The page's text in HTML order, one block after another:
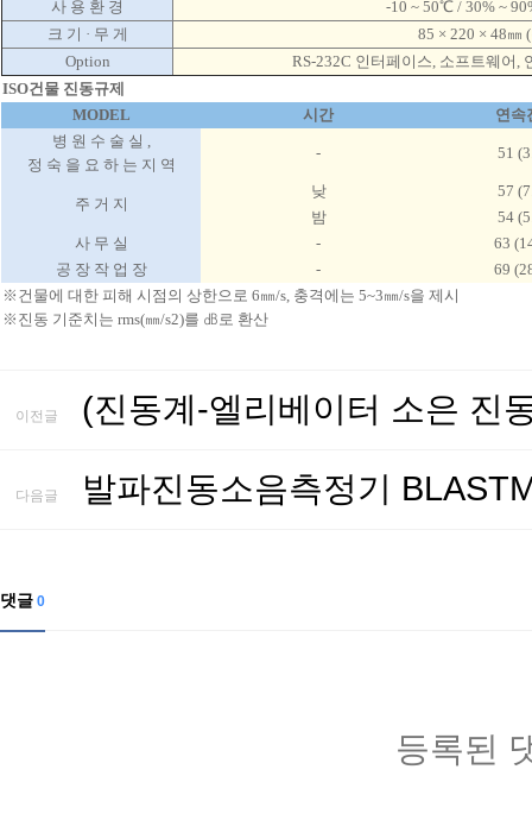
사 용 환 경
-10 ~ 50℃ / 30% ~
크 기 · 무 게
85 × 220 × 48㎜
Option
RS-232C 인터페이스, 소프트웨어,
ISO건물 진동규제
MODEL
시간
연속
병 원 수 술 실 ,
정 숙 을 요 하 는 지 역
- 51
주 거 지
낮
57
밤
54
사 무 실
-
63
공 장 작 업 장
-
69
※건물에 대한 피해 시점의 상한으로 6㎜/s, 충격에는 5~3㎜/s을 제시
※진동 기준치는 rms(㎜/s2)를 ㏈로 환산
이전글 (진동계-엘리베이터 소은 진
다음글 발파진동소음측정기
댓글 0
등록된